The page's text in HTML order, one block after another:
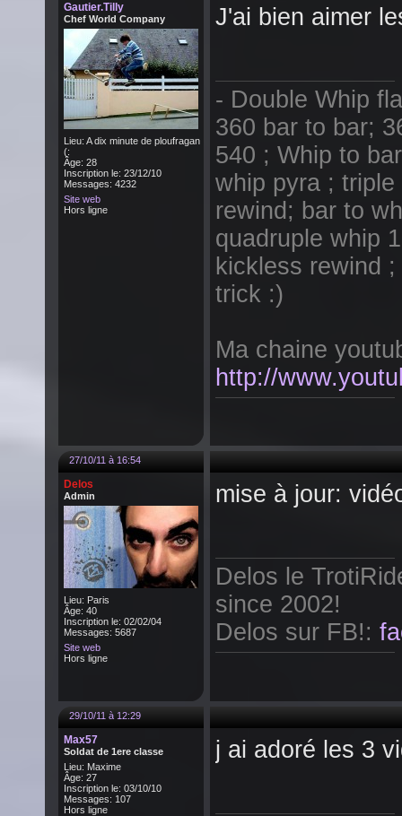
Gautier.Tilly
Chef World Company
Lieu: A dix minute de ploufragan
(:
Âge: 28
Inscription le: 23/12/10
Messages: 4232
Site web
Hors ligne
J'ai bien aimer
- Double Whip
360 bar to bar;
540 ; Whip to
whip pyra ;
rewind; bar to
quadruple whip
kickless rewind
trick :)
Ma chaine
http://
27/10/11 à 16:54
Delos
Admin
Lieu: Paris
Âge: 40
Inscription le: 02/02/04
Messages: 5687
Site web
Hors ligne
mise à jour:
Delos le
since 2002!
Delos sur FB!:
29/10/11 à 12:29
Max57
Soldat de 1ere classe
Lieu: Maxime
Âge: 27
Inscription le: 03/10/10
Messages: 107
Hors ligne
j ai adoré les 3